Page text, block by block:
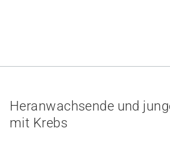
Heranwachsende und
mit Krebs